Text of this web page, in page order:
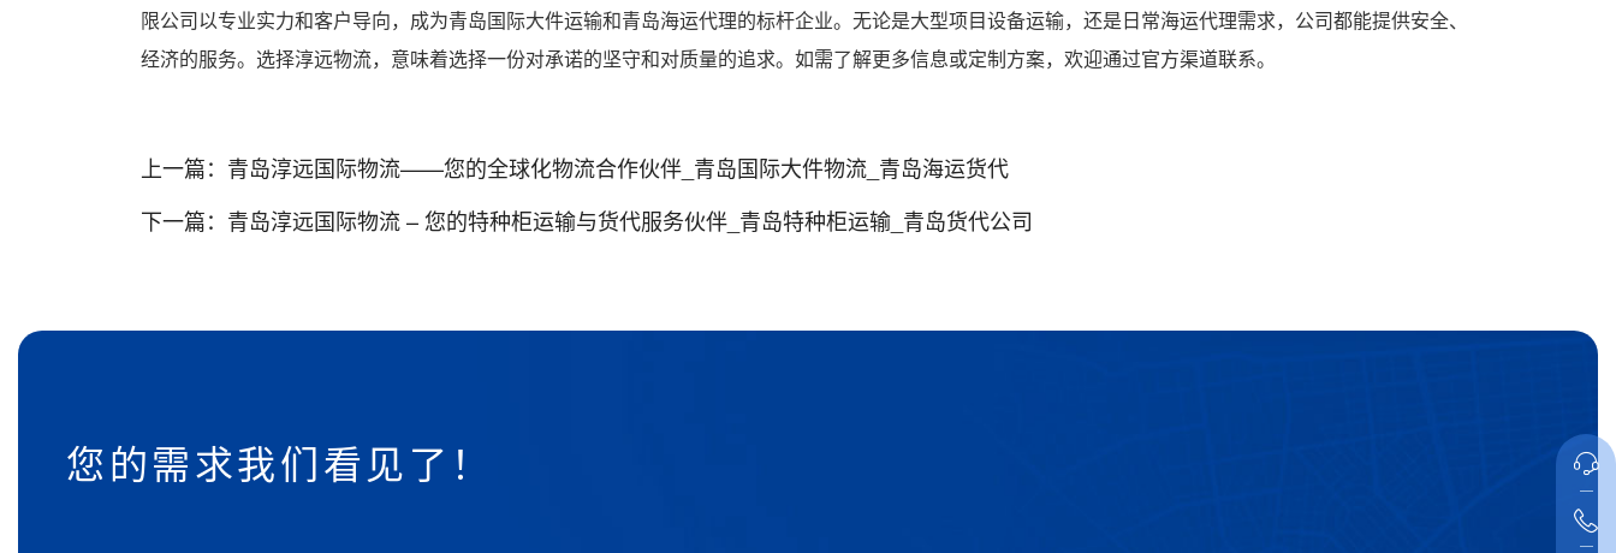
限公司以专业实力和客户导向，成为青岛国际大件运输和青岛海运代理的标杆企业。无论是大型项目设备运输，还是日常海运代理需求，公司都能提供安全、
经济的服务。选择淳远物流，意味着选择一份对承诺的坚守和对质量的追求。如需了解更多信息或定制方案，欢迎通过官方渠道联系。
上一篇： 青岛淳远国际物流——您的全球化物流合作伙伴_青岛国际大件物流_青岛海运货代
下一篇： 青岛淳远国际物流 – 您的特种柜运输与货代服务伙伴_青岛特种柜运输_青岛货代公司
您的需求我们看见了！